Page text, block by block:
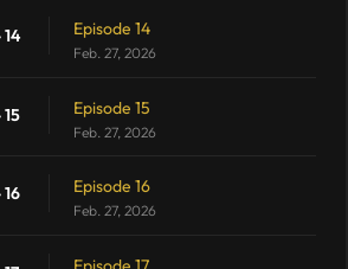
14 Episode 14
Feb. 27, 2026
15 Episode 15
Feb. 27, 2026
16 Episode 16
Feb. 27, 2026